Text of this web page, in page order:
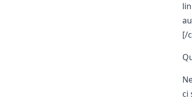
[/
ci